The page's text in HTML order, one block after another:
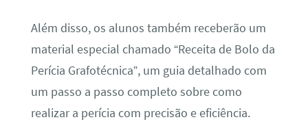
Além disso, os alunos também receberão um
material especial chamado “Receita de Bolo da
Perícia Grafotécnica”, um guia detalhado com
um passo a passo completo sobre como
realizar a perícia com precisão e eficiência.